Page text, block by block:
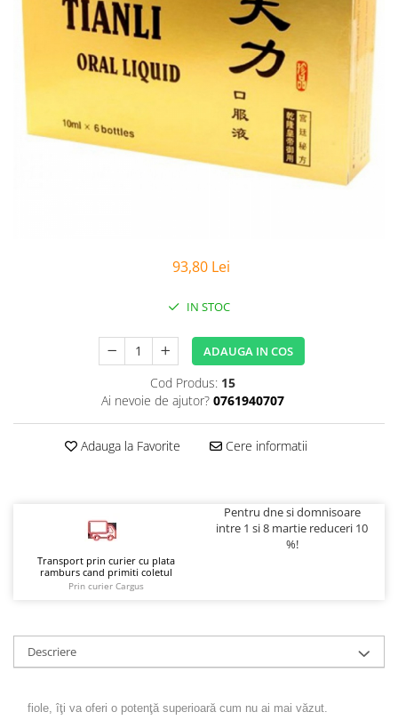
Sanatatea ochilor
Sistem digestiv
Stres
93,80 Lei
IN STOC
ADAUGA IN COS
Cod Produs: 15
Ai nevoie de ajutor? 0761940707
Adauga la Favorite Cere informatii
Transport prin curier cu plata
ramburs cand primiti coletul
Prin curier Cargus
Pentru dne si domnisoare
intre 1 si 8 martie reduceri 10
%!
Descriere
6 fiole, îţi va oferi o potenţă superioară cum nu ai mai văzut.